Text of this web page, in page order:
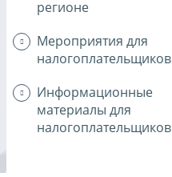
регионе
Мероприятия для
налогоплательщиков
Информационные
материалы для
налогоплательщиков